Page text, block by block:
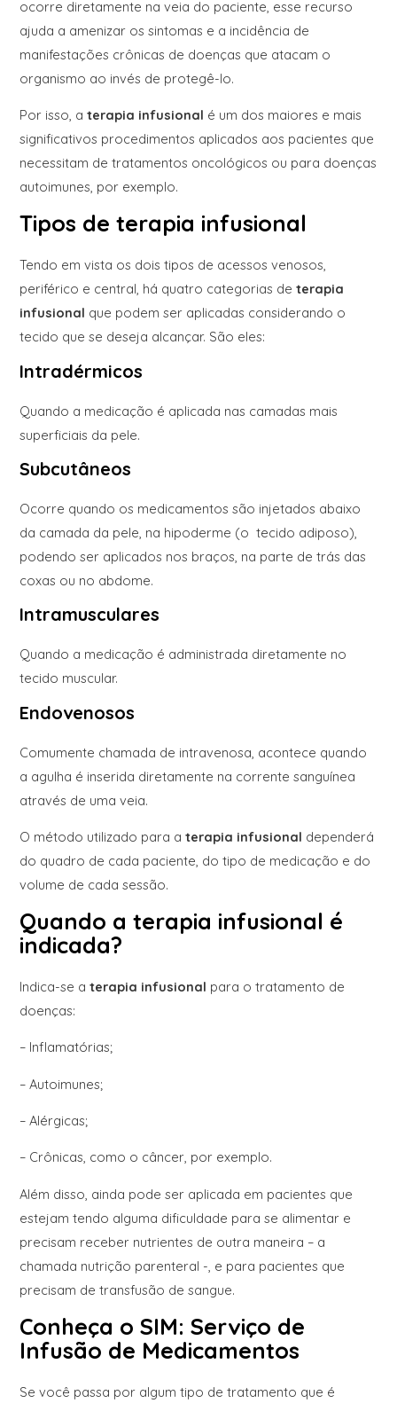
ocorre diretamente na veia do paciente, esse recurso
ajuda a amenizar os sintomas e a incidência de
manifestações crônicas de doenças que atacam o
organismo ao invés de protegê-lo.
Por isso, a terapia infusional é um dos maiores e mais
significativos procedimentos aplicados aos pacientes que
necessitam de tratamentos oncológicos ou para doenças
autoimunes, por exemplo.
Tipos de terapia infusional
Tendo em vista os dois tipos de acessos venosos,
periférico e central, há quatro categorias deterapia
infusional que podem ser aplicadas considerando o
tecido que se deseja alcançar. São eles:
Intradérmicos
Quando a medicação é aplicada nas camadas mais
superficiais da pele.
Subcutâneos
Ocorre quando os medicamentos são injetados abaixo
da camada da pele, na hipoderme (o tecido adiposo),
podendo ser aplicados nos braços, na parte de trás das
coxas ou no abdome.
Intramusculares
Quando a medicação é administrada diretamente no
tecido muscular.
Endovenosos
Comumente chamada de intravenosa, acontece quando
a agulha é inserida diretamente na corrente sanguínea
através de uma veia.
O método utilizado para aterapia infusional dependerá
do quadro de cada paciente, do tipo de medicação e do
volume de cada sessão.
Quando a terapia infusional é
indicada?
Indica-se aterapia infusional para o tratamento de
doenças:
– Inflamatórias;
– Autoimunes;
– Alérgicas;
– Crônicas, como o câncer, por exemplo.
Além disso, ainda pode ser aplicada em pacientes que
estejam tendo alguma dificuldade para se alimentar e
precisam receber nutrientes de outra maneira – a
chamada nutrição parenteral -, e para pacientes que
precisam de transfusão de sangue.
Conheça o SIM: Serviço de
Infusão de Medicamentos
Se você passa por algum tipo de tratamento que é